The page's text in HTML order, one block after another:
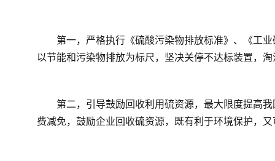
第一，严格执行《硫酸污染物排放标准》、《工业
以节能和污染物排放为标尺，坚决关停不达标装置，
第二，引导鼓励回收利用硫资源，最大限度提高我
费减免，鼓励企业回收硫资源，既有利于环境保护，